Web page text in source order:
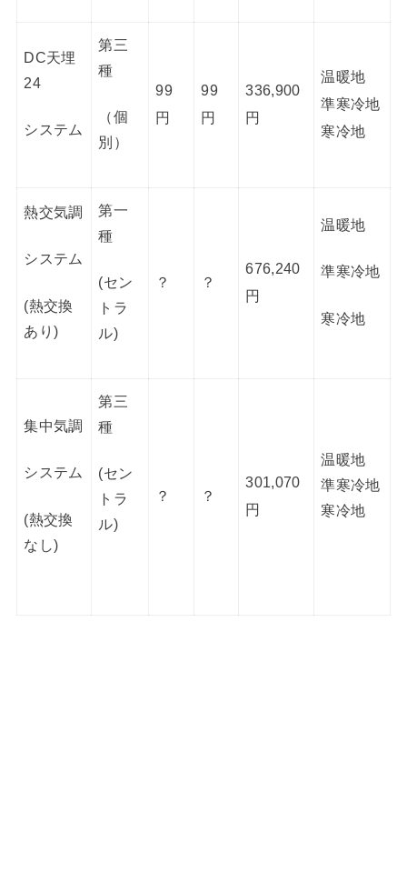
DC天埋
24
システム
第三
種
（個
別）
99
円
99
円
336,900
円
温暖地
準寒冷地
寒冷地
熱交気調
システム
(熱交換
あり)
第一
種
(セン
トラ
ル)
？ ？
676,240
円
温暖地
準寒冷地
寒冷地
集中気調
システム
(熱交換
なし)
第三
種
(セン
トラ
ル)
？ ？
301,070
円
温暖地
準寒冷地
寒冷地